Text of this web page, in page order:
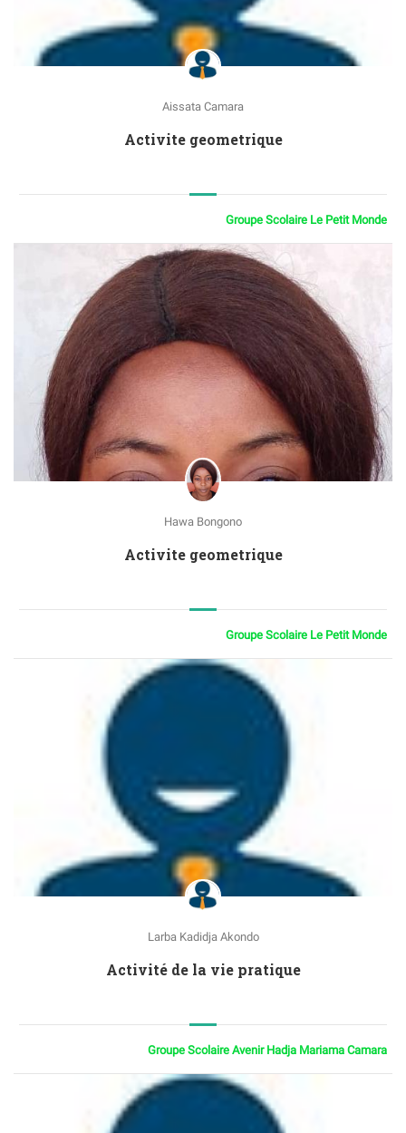
Aissata Camara
Activite geometrique
Groupe Scolaire Le Petit Monde
Hawa Bongono
Activite geometrique
Groupe Scolaire Le Petit Monde
Larba Kadidja Akondo
Activité de la vie pratique
Groupe Scolaire Avenir Hadja Mariama Camara